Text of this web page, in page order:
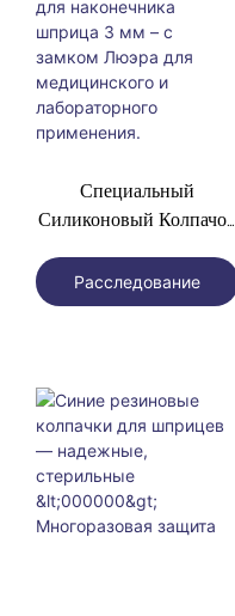
Специальный
Силиконовый Колпачок
Шприца 3 Мм – С
Замком Люэра Для
Применения.
Расследование